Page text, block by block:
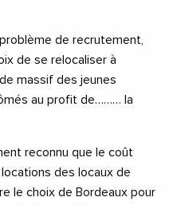
de recrutement,
de se relocaliser à
massif des jeunes
au profit de……… la
reconnu que le coût
des locaux de
le choix de Bordeaux pour